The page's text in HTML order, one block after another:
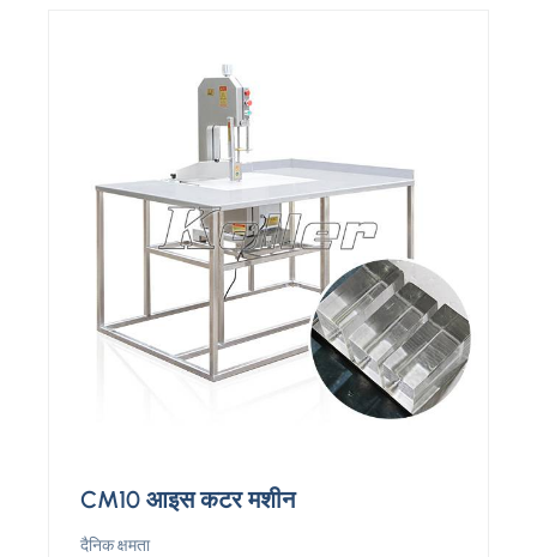
CM10 आइस कटर मशीन
दैनिक क्षमता